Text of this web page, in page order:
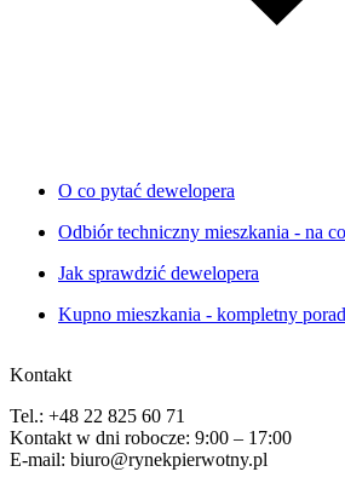
O co pytać dewelopera
Odbiór techniczny mieszkania - na
Jak sprawdzić dewelopera
Kupno mieszkania - kompletny
Kontakt
Tel.: +48 22 825 60 71
Kontakt w dni robocze: 9:00 – 17:00
E-mail: biuro@rynekpierwotny.pl